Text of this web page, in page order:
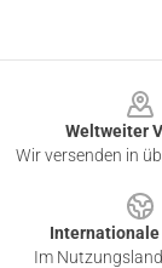
Weltweiter
Wir versenden in
Im